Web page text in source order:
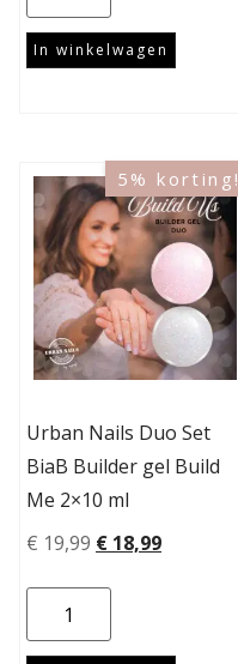
In winkelwagen
5% korting!
Urban Nails Duo Set
BiaB Builder gel Build
Me 2×10 ml
€ 19,99 € 18,99